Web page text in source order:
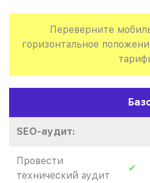
Переверните
горизонтальное
SEO-аудит:
Провести
технический аудит
✔